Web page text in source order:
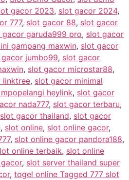
gacor 2023, slot gacor 2024,
777, slot gacor 88, slot gacor
gacor garuda999 pro, slot gacor
gampang maxwin, slot gacor
jumbo99, slot gacor
, slot gacor microstar88,
linktree, slot gacor minimal
heylink, slot gacor
nada777, slot gacor terbaru,
slot gacor thailand, slot gacor
, slot online, slot online gacor,
, slot online gacor pandora188,
online terbaik, slot online
, slot server thailand super
, togel online Tagged 777 slot